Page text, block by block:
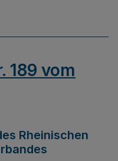
189 vom
Rheinischen